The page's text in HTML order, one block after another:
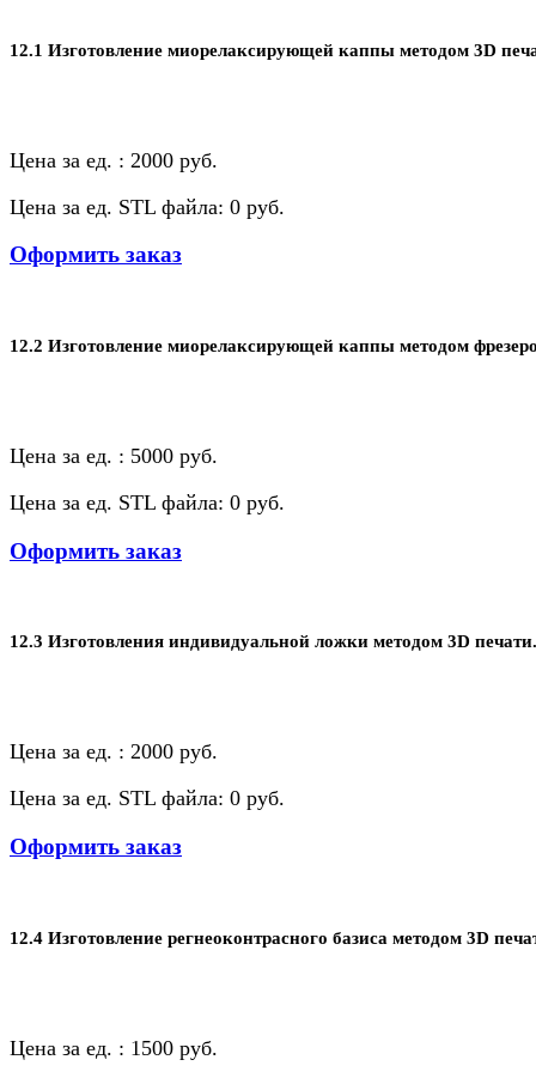
12.1 Изготовление миорелаксирующей каппы методом 3D
Цена за ед. : 2000 руб.
Цена за ед. STL файла: 0 руб.
Оформить заказ
12.2 Изготовление миорелаксирующей каппы методом
Цена за ед. : 5000 руб.
Цена за ед. STL файла: 0 руб.
Оформить заказ
12.3 Изготовления индивидуальной ложки методом 3D печати.
Цена за ед. : 2000 руб.
Цена за ед. STL файла: 0 руб.
Оформить заказ
12.4 Изготовление регнеоконтрасного базиса методом 3D
Цена за ед. : 1500 руб.